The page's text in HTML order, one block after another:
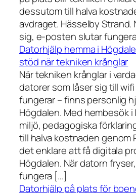
dessutom till halva
avdraget. Hässelby Strand.
sig, e-posten slutar
Datorhjälp hemma i
stöd när tekniken krånglar
När tekniken krånglar i
datorer som låser sig till
fungerar – finns personlig
Högdalen. Med hembesök
miljö, pedagogiska
till halva kostnaden genom
det enklare att få digitala
Högdalen. När datorn
fungera […]
Datorhjälp på plats för